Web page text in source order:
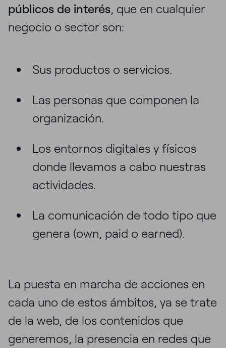
públicos de interés, que en cualquier
negocio o sector son:
Sus productos o servicios.
Las personas que componen la
organización.
Los entornos digitales y físicos
donde llevamos a cabo nuestras
actividades.
La comunicación de todo tipo que
genera (own, paid o earned).
La puesta en marcha de acciones en
cada uno de estos ámbitos, ya se trate
de la web, de los contenidos que
generemos, la presencia en redes que